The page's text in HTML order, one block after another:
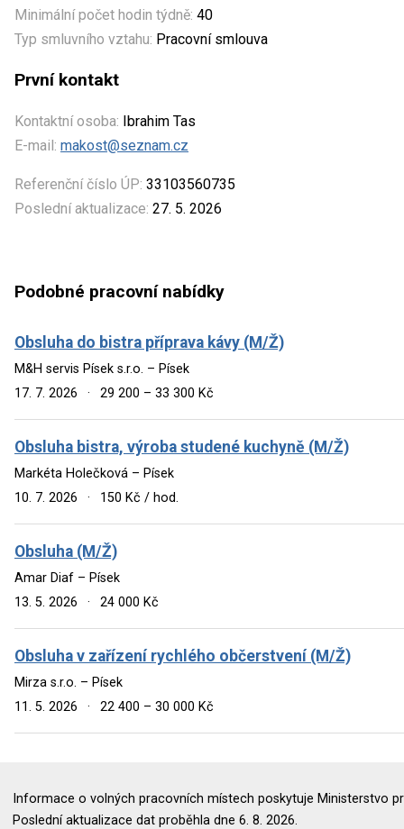
Minimální počet hodin týdně: 40
Typ smluvního vztahu: Pracovní smlouva
První kontakt
Kontaktní osoba: Ibrahim Tas
E-mail: makost@seznam.cz
Referenční číslo ÚP: 33103560735
Poslední aktualizace: 27. 5. 2026
Podobné pracovní nabídky
Obsluha do bistra příprava kávy (M/Ž)
M&H servis Písek s.r.o. – Písek
17. 7. 2026
· 29 200 – 33 300 Kč
Obsluha bistra, výroba studené kuchyně (M/Ž)
Markéta Holečková – Písek
10. 7. 2026
· 150 Kč / hod.
Obsluha (M/Ž)
Amar Diaf – Písek
13. 5. 2026
· 24 000 Kč
Obsluha v zařízení rychlého občerstvení (M/Ž)
Mirza s.r.o. – Písek
11. 5. 2026
· 22 400 – 30 000 Kč
Informace o volných pracovních místech poskytuje Ministerstvo
Poslední aktualizace dat proběhla dne 6. 8. 2026.